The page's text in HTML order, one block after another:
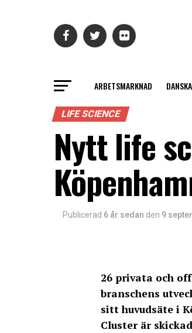
ARBETSMARKNAD
LIFE SCIENCE
Nytt life
Publicerad 6 år sedan den 9
26 privata och
branschens
sitt huvudsäte i
Cluster är